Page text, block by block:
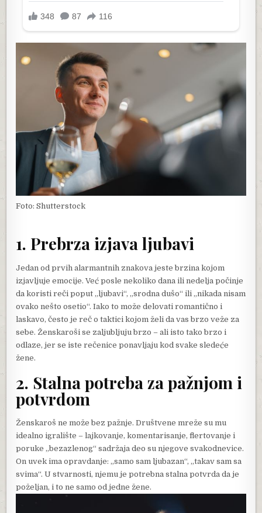
Foto: Shutterstock
1. Prebrza izjava ljubavi
Jedan od prvih alarmantnih znakova jeste brzina kojom
izjavljuje emocije. Već posle nekoliko dana ili nedelja počinje
da koristi reči poput „ljubavi“, „srodna dušo“ ili „nikada nisam
ovako nešto osetio“. Iako to može delovati romantično i
laskavo, često je reč o taktici kojom želi da vas brzo veže za
sebe. Ženskaroši se zaljubljuju brzo – ali isto tako brzo i
odlaze, jer se iste rečenice ponavljaju kod svake sledeće
žene.
2. Stalna potreba za pažnjom i
potvrdom
Ženskaroš ne može bez pažnje. Društvene mreže su mu
idealno igralište – lajkovanje, komentarisanje, flertovanje i
poruke „bezazlenog“ sadržaja deo su njegove svakodnevice.
On uvek ima opravdanje: „samo sam ljubazan“, „takav sam sa
svima“. U stvarnosti, njemu je potrebna stalna potvrda da je
poželjan, i to ne samo od jedne žene.